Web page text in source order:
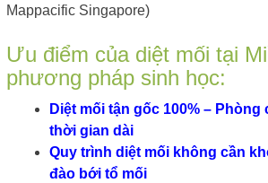
Mappacific Singapore)
Ưu điểm của diệt mối tại
phương pháp sinh học:
Diệt mối tận gốc 100% –
thời gian dài
Quy trình diệt mối không cần
đào bới tổ mối